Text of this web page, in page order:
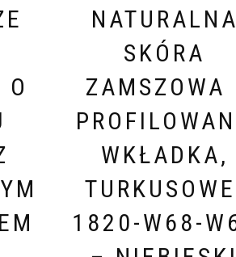
NATURALNA
SKÓRA
ZAMSZOWA
WKŁADKA,
1820-W68-